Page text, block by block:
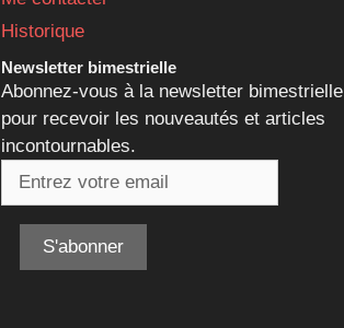
Historique
Newsletter bimestrielle
Abonnez-vous à la newsletter bimestrielle
pour recevoir les nouveautés et articles
incontournables.